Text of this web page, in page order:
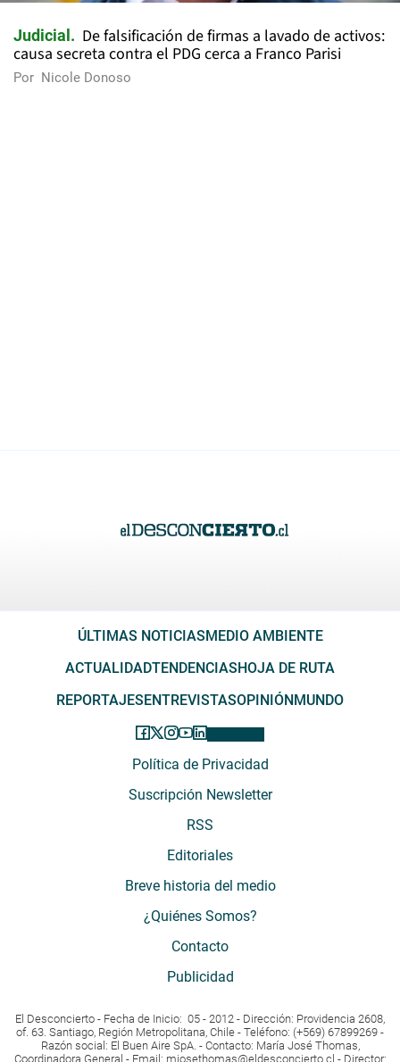
Judicial
De falsificación de firmas a lavado de activos:
causa secreta contra el PDG cerca a Franco Parisi
Por Nicole Donoso
ÚLTIMAS NOTICIAS MEDIO AMBIENTE
ACTUALIDADTENDENCIAS HOJA DE RUTA
REPORTAJES ENTREVISTASOPINIÓN MUNDO
Política de Privacidad
Suscripción Newsletter
RSS
Editoriales
Breve historia del medio
¿Quiénes Somos?
Contacto
Publicidad
El Desconcierto - Fecha de Inicio: 05 - 2012 - Dirección: Providencia 2608,
of. 63. Santiago, Región Metropolitana, Chile - Teléfono: (+569) 67899269 -
Razón social: El Buen Aire SpA. - Contacto: María José Thomas,
Coordinadora General - Email: mjosethomas@eldesconcierto.cl - Director: